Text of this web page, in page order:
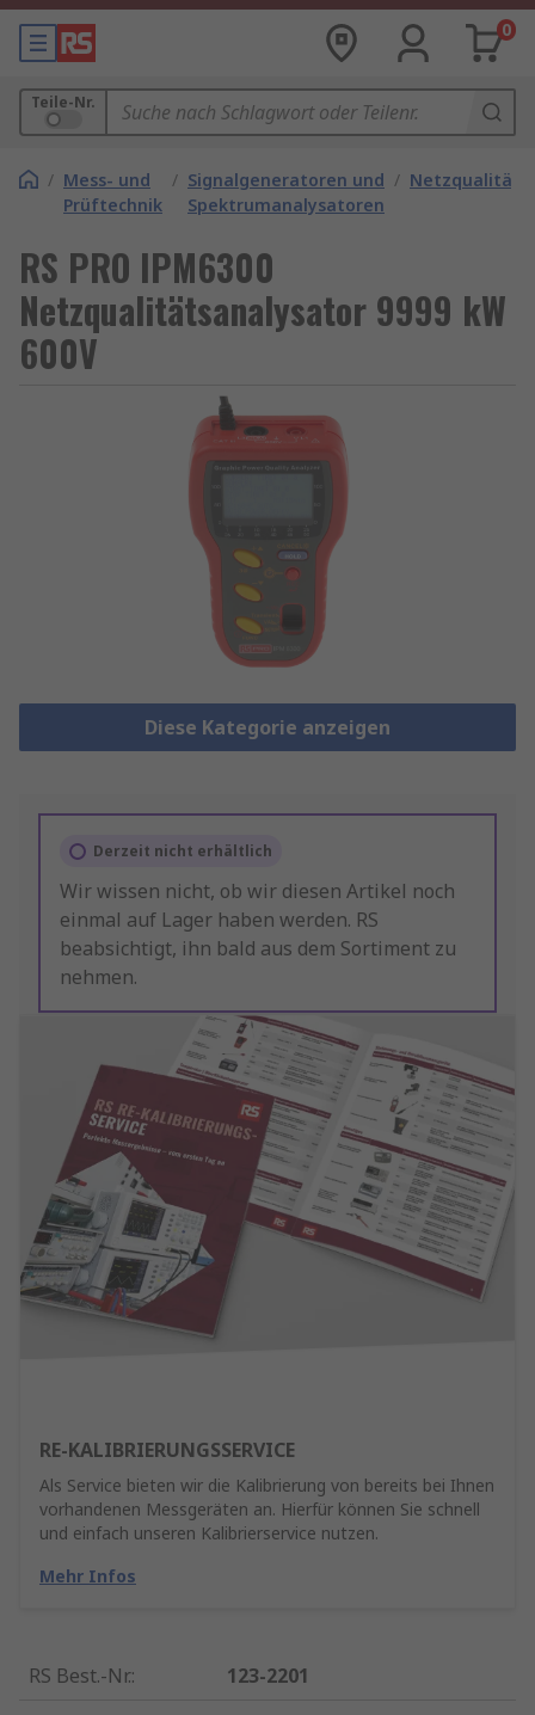
0
Teile-Nr.
/ Mess- und
Prüftechnik
/ Signalgeneratoren und
Spektrumanalysatoren
/
RS PRO IPM6300
Netzqualitätsanalysator 9999 kW
600V
Diese Kategorie anzeigen
Derzeit nicht erhältlich
Wir wissen nicht, ob wir diesen Artikel noch
einmal auf Lager haben werden. RS
beabsichtigt, ihn bald aus dem Sortiment zu
nehmen.
RE-KALIBRIERUNGSSERVICE
Als Service bieten wir die Kalibrierung von bereits bei Ihnen
vorhandenen Messgeräten an. Hierfür können Sie schnell
und einfach unseren Kalibrierservice nutzen.
Mehr Infos
RS Best.-Nr.:
123-2201